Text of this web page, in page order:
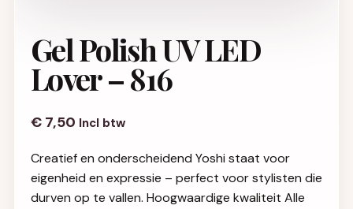
Gel Polish UV LED
Lover – 816
€ 7,50 Incl btw
Creatief en onderscheidend Yoshi staat voor
eigenheid en expressie – perfect voor stylisten die
durven op te vallen. Hoogwaardige kwaliteit Alle